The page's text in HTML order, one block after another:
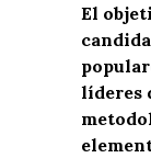
El
líderes